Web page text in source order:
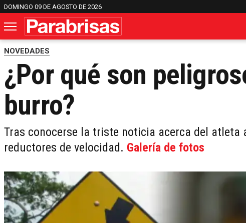
DOMINGO 09 DE AGOSTO DE 2026
NOVEDADES
¿Por qué son
burro?
Tras conocerse la triste noticia acerca del
reductores de velocidad. Galería de fotos